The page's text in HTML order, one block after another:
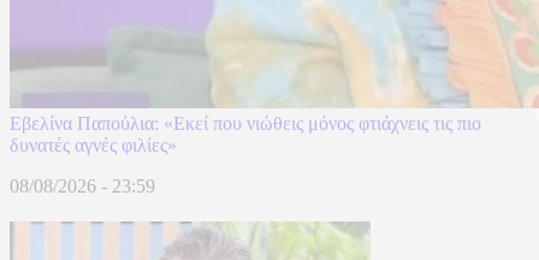
Εβελίνα Παπούλια: «Εκεί που νιώθεις μόνος φτιάχνεις τις πιο
δυνατές αγνές φιλίες»
08/08/2026 - 23:59